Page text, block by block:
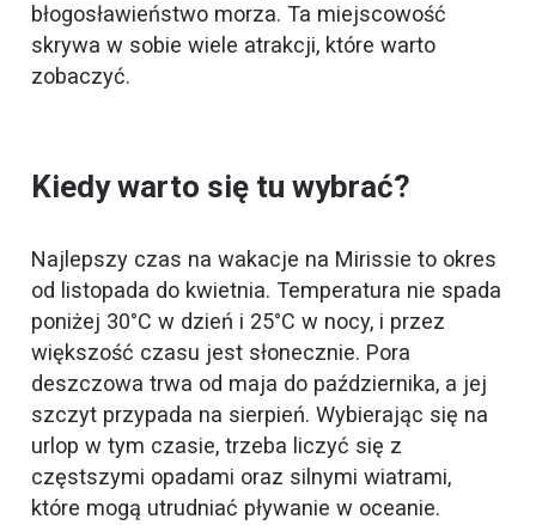
błogosławieństwo morza. Ta miejscowość
skrywa w sobie wiele atrakcji, które warto
zobaczyć.
Kiedy warto się tu wybrać?
Najlepszy czas na wakacje na Mirissie to okres
od listopada do kwietnia. Temperatura nie spada
poniżej 30°C w dzień i 25°C w nocy, i przez
większość czasu jest słonecznie. Pora
deszczowa trwa od maja do października, a jej
szczyt przypada na sierpień. Wybierając się na
urlop w tym czasie, trzeba liczyć się z
częstszymi opadami oraz silnymi wiatrami,
które mogą utrudniać pływanie w oceanie.